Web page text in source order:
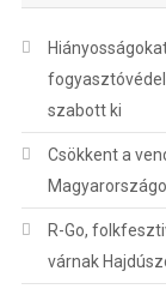
szabott ki
Csökkent a
R-Go,
várnak